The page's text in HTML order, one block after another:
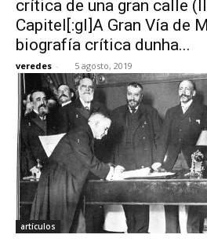
crítica de una gran calle
Capitel[:gl]A Gran Vía de
biografía crítica dunha...
veredes - 5 agosto, 2019
artículos